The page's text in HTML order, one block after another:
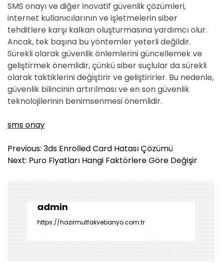
SMS onayı ve diğer inovatif güvenlik çözümleri,
internet kullanıcılarının ve işletmelerin siber
tehditlere karşı kalkan oluşturmasına yardımcı olur.
Ancak, tek başına bu yöntemler yeterli değildir.
Sürekli olarak güvenlik önlemlerini güncellemek ve
geliştirmek önemlidir, çünkü siber suçlular da sürekli
olarak taktiklerini değiştirir ve geliştirirler. Bu nedenle,
güvenlik bilincinin artırılması ve en son güvenlik
teknolojilerinin benimsenmesi önemlidir.
sms onay
Y
a
ı
g
e
z
i
n
m
Previous: 3ds Enrolled Card Hatası Çözümü
Next: Puro Fiyatları Hangi Faktörlere Göre Değişir
admin
https://hazirmutfakvebanyo.com.tr